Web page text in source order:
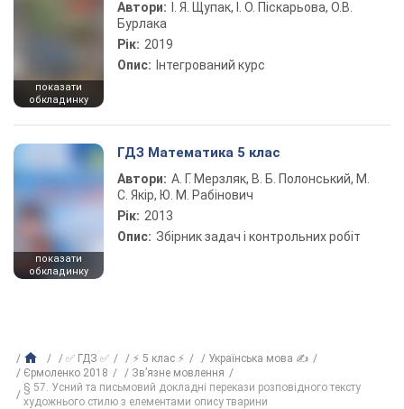
показати
обкладинку
Автори:
І. Я. Щупак, І. О. Піскарьова, О.В.
Бурлака
Рік: 2019
Опис: Інтегрований курс
показати
обкладинку
ГДЗ Математика 5 клас
Автори: А. Г. Мерзляк, В. Б. Полонський, М.
С. Якір, Ю. М. Рабінович
Рік: 2013
Опис: Збірник задач і контрольних робіт
✅ ГДЗ ✅ ⚡ 5 клас ⚡
Українська мова ✍
Єрмоленко 2018
Зв’язне мовлення
§ 57. Усний та письмовий докладні перекази розповідного тексту
художнього стилю з елементами опису тварини